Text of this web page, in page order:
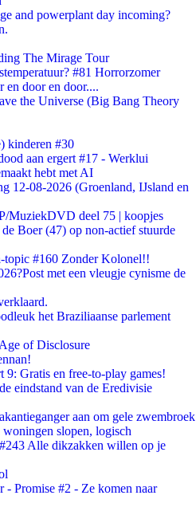
and powerplant day incoming?
The Mirage Tour
#81 Horrorzomer
en door en door....
the Universe (Big Bang Theory
kinderen #30
aan ergert #17 - Werklui
hebt met AI
12-08-2026 (Groenland, IJsland en
MuziekDVD deel 75 | koopjes
Boer (47) op non-actief stuurde
topic #160 Zonder Kolonel!!
met een vleugje cynisme de
het Braziliaanse parlement
of Disclosure
9: Gratis en free-to-play games!
eindstand van de Eredivisie
aan om gele zwembroek
slopen, logisch
Alle dikzakken willen op je
- Promise #2 - Ze komen naar